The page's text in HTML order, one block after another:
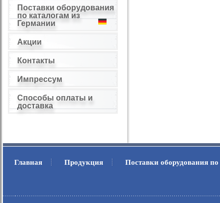
Поставки оборудования
по каталогам из
Германии
Акции
Контакты
Импрессум
Способы оплаты и
доставка
Главная . Продукция . Поставки оборудования